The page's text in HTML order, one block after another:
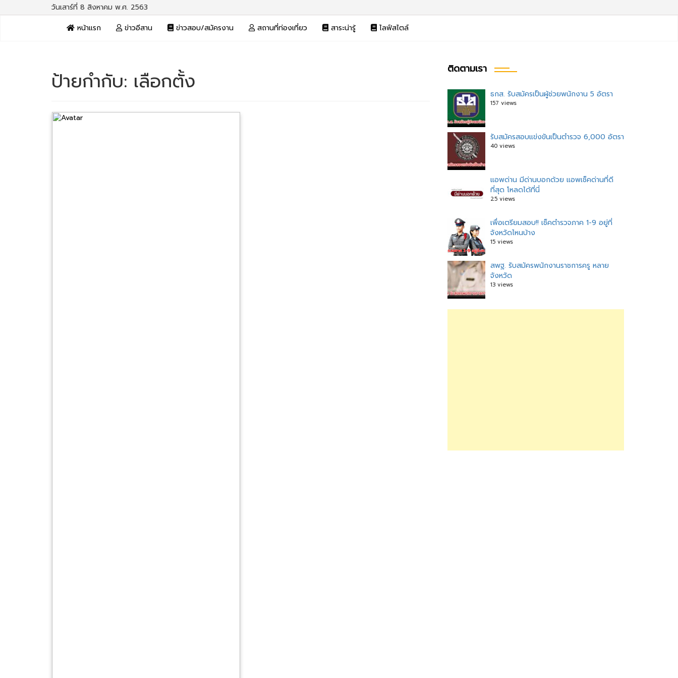
วันเสาร์ที่ 8 สิงหาคม พ.ศ. 2563
หน้าแรก
ข่าวอีสาน ข่าวสอบ/สมัครงาน สถานที่ท่องเที่ยว สาระน่ารู้ ไลฟ์สไตล์
ป้ายกำกับ: เลือกตั้ง ติดตามเรา
ธกส. รับสมัครเป็นผู้ช่วยพนักงาน 5 อัตรา
157 views
รับสมัครสอบแข่งขันเป็นตำรวจ 6,000 อัตรา
40 views
แอพด่าน มีด่านบอกด้วย แอพเช็คด่านที่ดี
ที่สุด โหลดได้ที่นี่
25 views
เพื่อเตรียมสอบ!! เช็คตำรวจภาค 1-9 อยู่ที่
จังหวัดไหนบ้าง
15 views
สพฐ. รับสมัครพนักงานราชการครู หลาย
จังหวัด
13 views